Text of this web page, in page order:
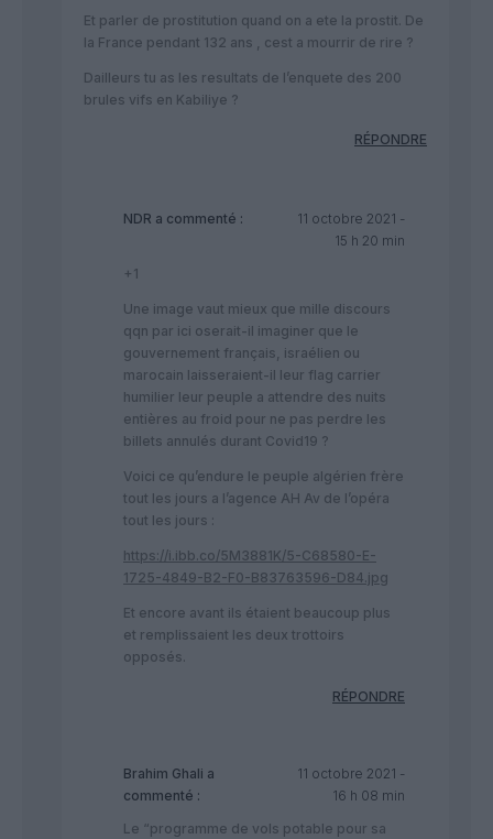
Et parler de prostitution quand on a ete la prostit. De
la France pendant 132 ans , cest a mourrir de rire ?
Dailleurs tu as les resultats de l’enquete des 200
brules vifs en Kabiliye ?
RÉPONDRE
NDR a commenté :
11 octobre 2021 -
15 h 20 min
+1
Une image vaut mieux que mille discours
qqn par ici oserait-il imaginer que le
gouvernement français, israélien ou
marocain laisseraient-il leur flag carrier
humilier leur peuple a attendre des nuits
entières au froid pour ne pas perdre les
billets annulés durant Covid19 ?
Voici ce qu’endure le peuple algérien frère
tout les jours a l’agence AH Av de l’opéra
tout les jours :
https://i.ibb.co/5M3881K/5-C68580-E-
1725-4849-B2-F0-B83763596-D84.jpg
Et encore avant ils étaient beaucoup plus
et remplissaient les deux trottoirs
opposés.
RÉPONDRE
Brahim Ghali a
commenté :
11 octobre 2021 -
16 h 08 min
Le “programme de vols potable pour sa